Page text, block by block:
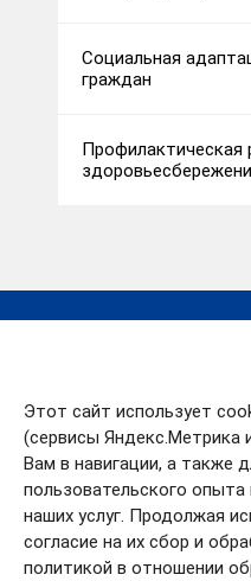
Этот сайт использует
(сервисы Яндекс.Метрика
Вам в навигации, а также
пользовательского опыта
наших услуг. Продолжая
согласие на их сбор и
политикой в отношении
Социальная
граждан
Профилактическая
О департаменте